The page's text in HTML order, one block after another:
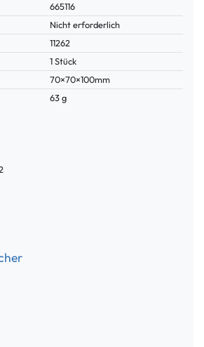
665116
Nicht erforderlich
11262
1 Stück
70×70×100mm
63 g